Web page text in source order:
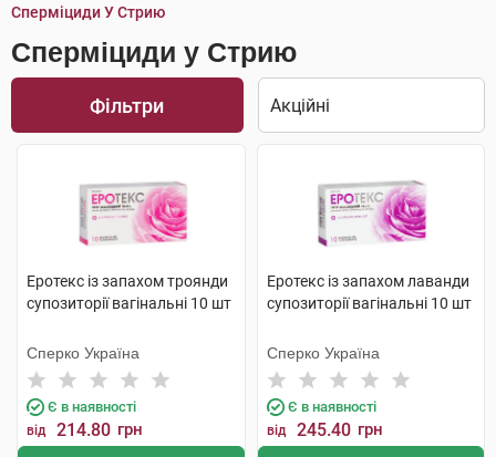
Сперміциди У Стрию
Сперміциди у Стрию
Фільтри
Еротекс із запахом троянди
супозиторії вагінальні 10 шт
Сперко Україна
Є в наявності
від 214.80 грн
Еротекс із запахом лаванди
супозиторії вагінальні 10 шт
Сперко Україна
Є в наявності
від 245.40 грн